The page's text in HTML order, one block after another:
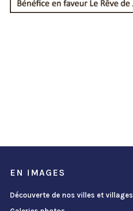
EN IMAGES
Découverte de nos villes et villages